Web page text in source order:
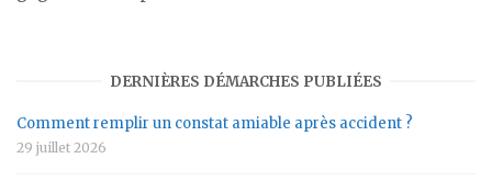
DERNIÈRES DÉMARCHES PUBLIÉES
Comment remplir un constat amiable après accident ?
29 juillet 2026